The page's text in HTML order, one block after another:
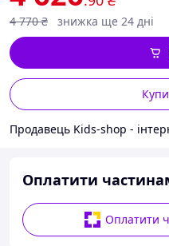
4 770 ₴ знижка ще 24 дні
Оплатити
Оплатити